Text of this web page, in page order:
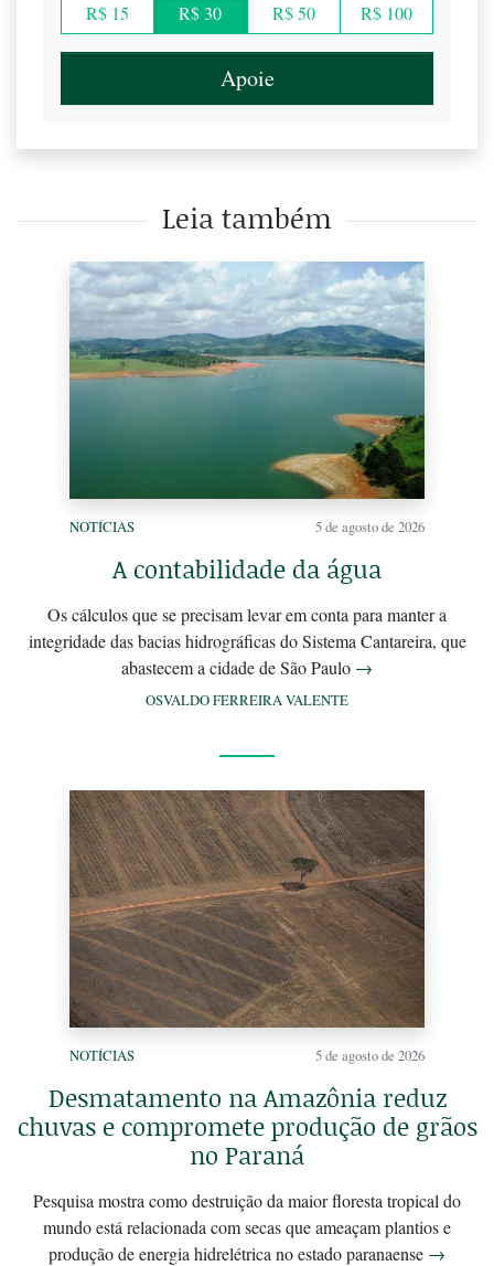
R$ 15 R$ 30 R$ 50 R$ 100
Apoie
Leia também
NOTÍCIAS 5 de agosto de 2026
A contabilidade da água
Os cálculos que se precisam levar em conta para manter a
integridade das bacias hidrográficas do Sistema Cantareira, que
abastecem a cidade de São Paulo →
OSVALDO FERREIRA VALENTE
NOTÍCIAS 5 de agosto de 2026
Desmatamento na Amazônia reduz
chuvas e compromete produção de grãos
no Paraná
Pesquisa mostra como destruição da maior floresta tropical do
mundo está relacionada com secas que ameaçam plantios e
produção de energia hidrelétrica no estado paranaense →